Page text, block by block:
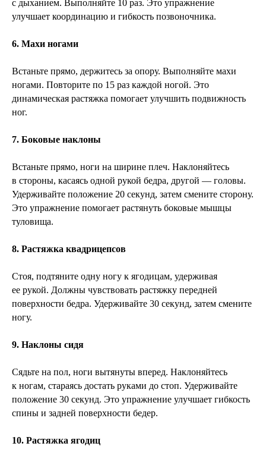
с дыханием. Выполняйте 10 раз. Это упражнение
улучшает координацию и гибкость позвоночника.
6. Махи ногами
Встаньте прямо, держитесь за опору. Выполняйте махи
ногами. Повторите по 15 раз каждой ногой. Это
динамическая растяжка помогает улучшить подвижность
ног.
7. Боковые наклоны
Встаньте прямо, ноги на ширине плеч. Наклоняйтесь
в стороны, касаясь одной рукой бедра, другой — головы.
Удерживайте положение 20 секунд, затем смените сторону.
Это упражнение помогает растянуть боковые мышцы
туловища.
8. Растяжка квадрицепсов
Стоя, подтяните одну ногу к ягодицам, удерживая
ее рукой. Должны чувствовать растяжку передней
поверхности бедра. Удерживайте 30 секунд, затем смените
ногу.
9. Наклоны сидя
Сядьте на пол, ноги вытянуты вперед. Наклоняйтесь
к ногам, стараясь достать руками до стоп. Удерживайте
положение 30 секунд. Это упражнение улучшает гибкость
спины и задней поверхности бедер.
10. Растяжка ягодиц